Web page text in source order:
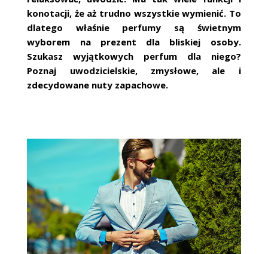
konotacji, że aż trudno wszystkie wymienić. To
dlatego właśnie perfumy są świetnym
wyborem na prezent dla bliskiej osoby.
Szukasz wyjątkowych perfum dla niego?
Poznaj uwodzicielskie, zmysłowe, ale i
zdecydowane nuty zapachowe.